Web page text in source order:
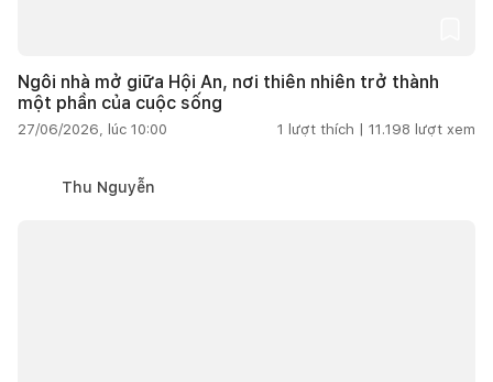
Ngôi nhà mở giữa Hội An, nơi thiên nhiên trở thành
một phần của cuộc sống
27/06/2026, lúc 10:00 1 lượt thích | 11.198 lượt xem
Thu Nguyễn